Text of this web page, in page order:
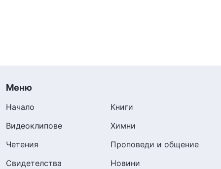
Меню
Начало
Книги
Видеоклипове
Химни
Четения
Проповеди и общение
Свидетелства
Новини